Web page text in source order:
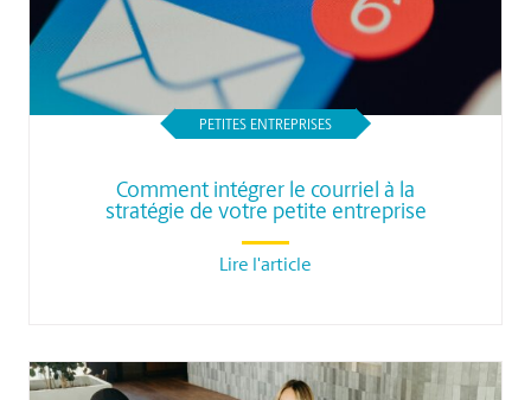
PETITES ENTREPRISES
Comment intégrer le courriel à la
stratégie de votre petite entreprise
Lire l'article